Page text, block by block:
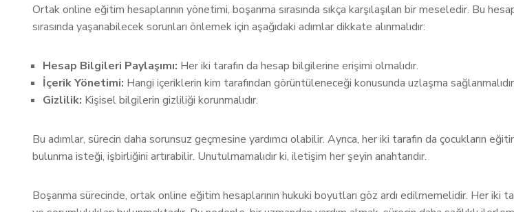
Ortak online eğitim hesaplarının yönetimi, boşanma sırasında sıkça karşılaşılan bir meseledir. Bu
sırasında yaşanabilecek sorunları önlemek için aşağıdaki adımlar dikkate alınmalıdır:
Hesap Bilgileri Paylaşımı: Her iki tarafın da hesap bilgilerine erişimi olmalıdır.
İçerik Yönetimi: Hangi içeriklerin kim tarafından görüntüleneceği konusunda uzlaşma
Gizlilik: Kişisel bilgilerin gizliliği korunmalıdır.
Bu adımlar, sürecin daha sorunsuz geçmesine yardımcı olabilir. Ayrıca, her iki tarafın da çocukların
bulunma isteği, işbirliğini artırabilir. Unutulmamalıdır ki, iletişim her şeyin anahtarıdır.
Boşanma sürecinde, ortak online eğitim hesaplarının hukuki boyutları göz ardı edilmemelidir. Her iki